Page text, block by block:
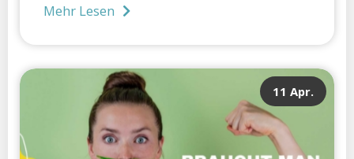
Mehr Lesen
11 Apr.